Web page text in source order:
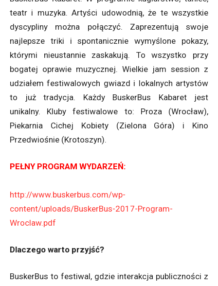
teatr i muzyka. Artyści udowodnią, że te wszystkie
dyscypliny można połączyć. Zaprezentują swoje
najlepsze triki i spontanicznie wymyślone pokazy,
którymi nieustannie zaskakują. To wszystko przy
bogatej oprawie muzycznej. Wielkie jam session z
udziałem festiwalowych gwiazd i lokalnych artystów
to już tradycja. Każdy BuskerBus Kabaret jest
unikalny. Kluby festiwalowe to: Proza (Wrocław),
Piekarnia Cichej Kobiety (Zielona Góra) i Kino
Przedwiośnie (Krotoszyn).
PEŁNY PROGRAM WYDARZEŃ:
http://www.buskerbus.com/wp-
content/uploads/BuskerBus-2017-Program-
Wroclaw.pdf
Dlaczego warto przyjść?
BuskerBus to festiwal, gdzie interakcja publiczności z